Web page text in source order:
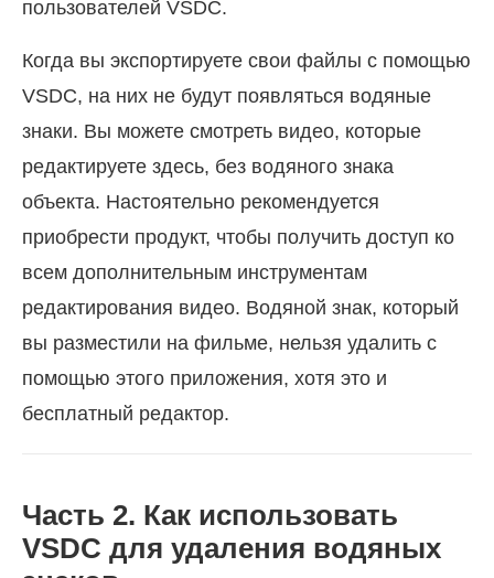
пользователей VSDC.
Когда вы экспортируете свои файлы с помощью
VSDC, на них не будут появляться водяные
знаки. Вы можете смотреть видео, которые
редактируете здесь, без водяного знака
объекта. Настоятельно рекомендуется
приобрести продукт, чтобы получить доступ ко
всем дополнительным инструментам
редактирования видео. Водяной знак, который
вы разместили на фильме, нельзя удалить с
помощью этого приложения, хотя это и
бесплатный редактор.
Часть 2. Как использовать
VSDC для удаления водяных